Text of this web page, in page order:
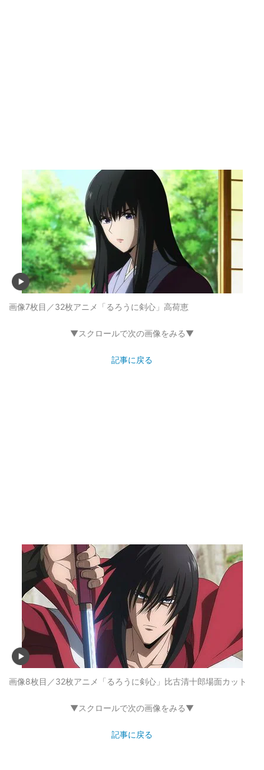
画像7枚目／32枚アニメ「るろうに剣心」高荷恵
▼スクロールで次の画像をみる▼
記事に戻る
画像8枚目／32枚アニメ「るろうに剣心」比古清十郎場面カット
▼スクロールで次の画像をみる▼
記事に戻る